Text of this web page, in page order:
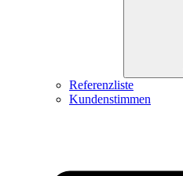
Referenzliste
Kundenstimmen